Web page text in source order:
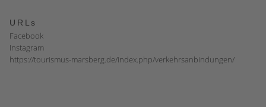
URLs
Facebook
Instagram
https://tourismus-marsberg.de/index.php/verkehrsanbindungen/